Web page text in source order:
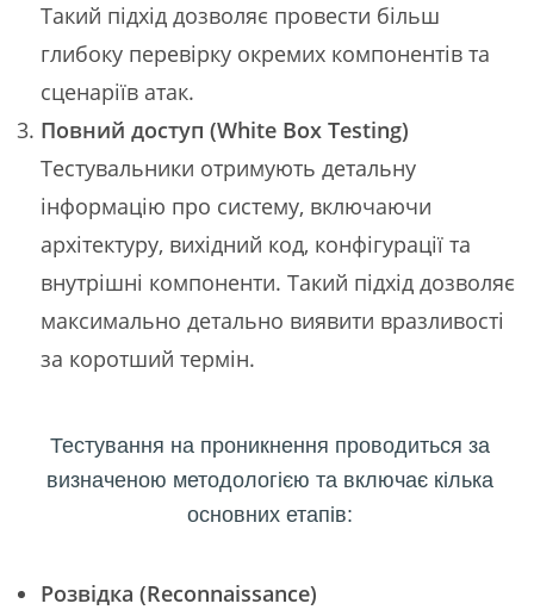
Такий підхід дозволяє провести більш
глибоку перевірку окремих компонентів та
сценаріїв атак.
Повний доступ (White Box Testing)
Тестувальники отримують детальну
інформацію про систему, включаючи
архітектуру, вихідний код, конфігурації та
внутрішні компоненти. Такий підхід дозволяє
максимально детально виявити вразливості
за коротший термін.
Тестування на проникнення проводиться за
визначеною методологією та включає кілька
основних етапів:
Розвідка (Reconnaissance)